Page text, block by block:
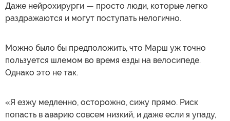
Даже нейрохирурги — просто люди, которые легко
раздражаются и могут поступать нелогично.
Можно было бы предположить, что Марш уж точно
пользуется шлемом во время езды на велосипеде.
Однако это не так.
«Я езжу медленно, осторожно, сижу прямо. Риск
попасть в аварию совсем низкий, и даже если я упаду,